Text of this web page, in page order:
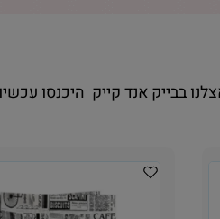
בבייק אנד קייק היכנסו